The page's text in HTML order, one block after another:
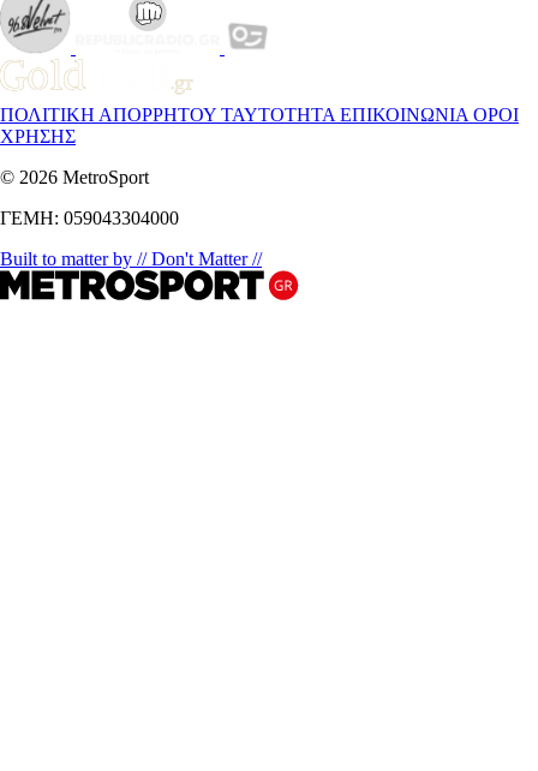
ΠΟΛΙΤΙΚΗ ΑΠΟΡΡΗΤΟΥ ΤΑΥΤΟΤΗΤΑ ΕΠΙΚΟΙΝΩΝΙΑ ΟΡΟΙ
ΧΡΗΣΗΣ
© 2026 MetroSport
ΓΕΜΗ: 059043304000
Built to matter by // Don't Matter //